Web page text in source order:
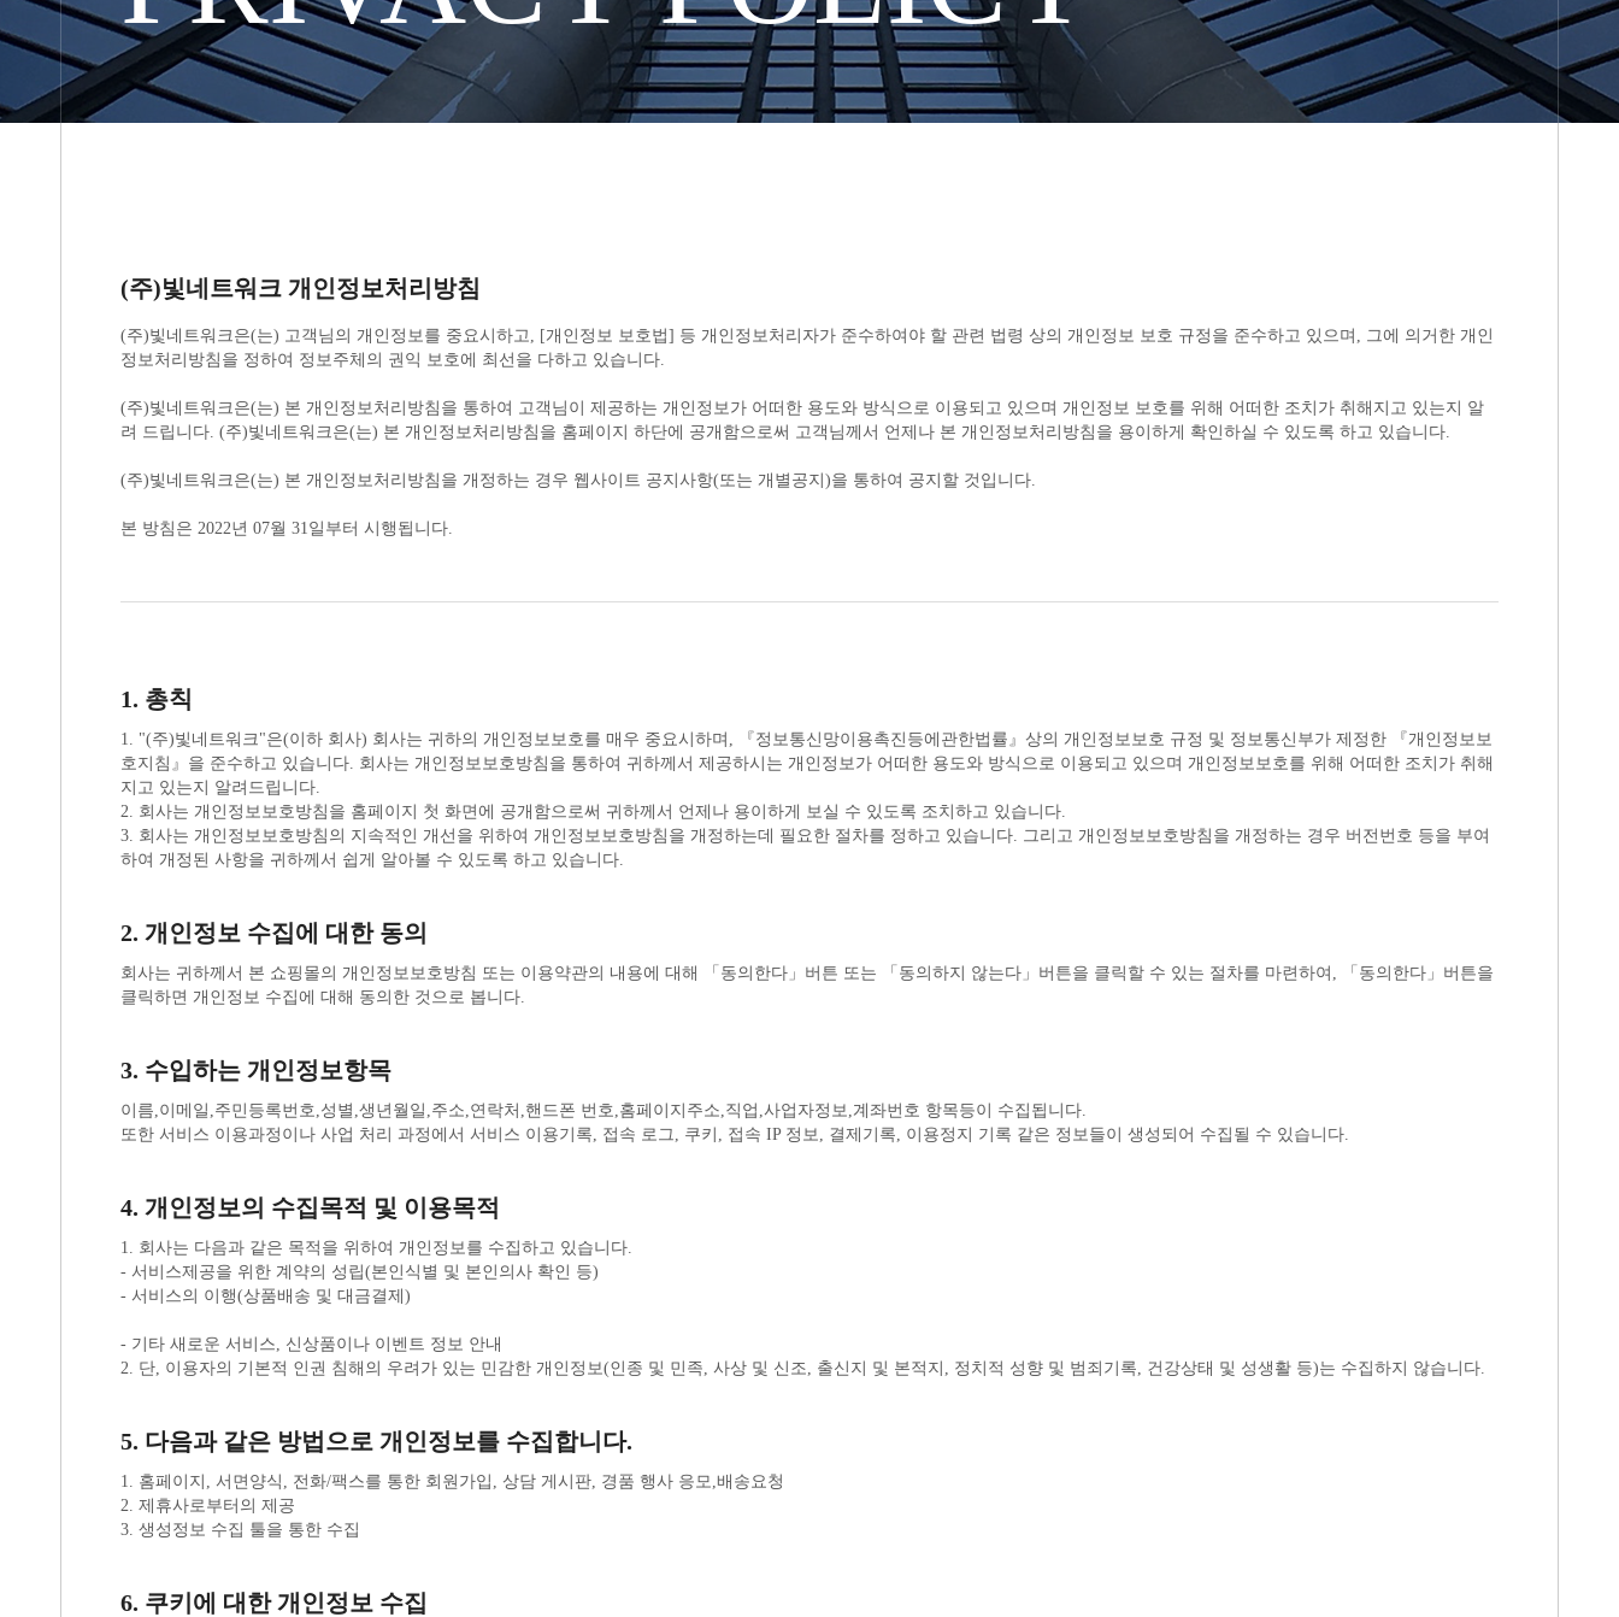
(주)빛네트워크 개인정보처리방침
정보처리방침을 정하여 정보주체의 권익 보호에 최선을 다하고 있습니다.
려 드립니다. (주)빛네트워크은(는) 본 개인정보처리방침을 홈페이지 하단에 공개함으로써 고객님께서 언제나 본 개인정보처리방침을 용이하게 확인하실 수 있도록 하고 있습니다.
(주)빛네트워크은(는) 본 개인정보처리방침을 개정하는 경우 웹사이트 공지사항(또는 개별공지)을 통하여 공지할 것입니다.
본 방침은 2022년 07월 31일부터 시행됩니다.
1. 총칙
지고 있는지 알려드립니다.
2. 회사는 개인정보보호방침을 홈페이지 첫 화면에 공개함으로써 귀하께서 언제나 용이하게 보실 수 있도록 조치하고 있습니다.
하여 개정된 사항을 귀하께서 쉽게 알아볼 수 있도록 하고 있습니다.
2. 개인정보 수집에 대한 동의
클릭하면 개인정보 수집에 대해 동의한 것으로 봅니다.
3. 수입하는 개인정보항목
이름,이메일,주민등록번호,성별,생년월일,주소,연락처,핸드폰 번호,홈페이지주소,직업,사업자정보,계좌번호 항목등이 수집됩니다.
또한 서비스 이용과정이나 사업 처리 과정에서 서비스 이용기록, 접속 로그, 쿠키, 접속 IP 정보, 결제기록, 이용정지 기록 같은 정보들이 생성되어 수집될 수 있습니다.
4. 개인정보의 수집목적 및 이용목적
1. 회사는 다음과 같은 목적을 위하여 개인정보를 수집하고 있습니다.
- 서비스제공을 위한 계약의 성립(본인식별 및 본인의사 확인 등)
- 서비스의 이행(상품배송 및 대금결제)
- 기타 새로운 서비스, 신상품이나 이벤트 정보 안내
2. 단, 이용자의 기본적 인권 침해의 우려가 있는 민감한 개인정보(인종 및 민족, 사상 및 신조, 출신지 및 본적지, 정치적 성향 및 범죄기록, 건강상태 및 성생활 등)는 수집하지 않습니다.
5. 다음과 같은 방법으로 개인정보를 수집합니다.
1. 홈페이지, 서면양식, 전화/팩스를 통한 회원가입, 상담 게시판, 경품 행사 응모,배송요청
2. 제휴사로부터의 제공
3. 생성정보 수집 툴을 통한 수집
6. 쿠키에 대한 개인정보 수집